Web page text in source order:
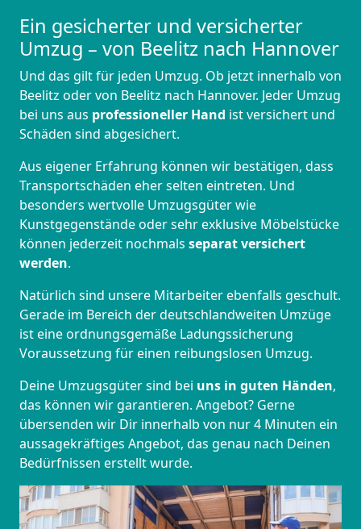
Ein gesicherter und versicherter
Umzug – von Beelitz nach Hannover
Und das gilt für jeden Umzug. Ob jetzt innerhalb von
Beelitz oder von Beelitz nach Hannover. Jeder Umzug
bei uns aus professioneller Hand ist versichert und
Schäden sind abgesichert.
Aus eigener Erfahrung können wir bestätigen, dass
Transportschäden eher selten eintreten. Und
besonders wertvolle Umzugsgüter wie
Kunstgegenstände oder sehr exklusive Möbelstücke
können jederzeit nochmals separat versichert
werden.
Natürlich sind unsere Mitarbeiter ebenfalls geschult.
Gerade im Bereich der deutschlandweiten Umzüge
ist eine ordnungsgemäße Ladungssicherung
Voraussetzung für einen reibungslosen Umzug.
Deine Umzugsgüter sind bei uns in guten Händen,
das können wir garantieren. Angebot? Gerne
übersenden wir Dir innerhalb von nur 4 Minuten ein
aussagekräftiges Angebot, das genau nach Deinen
Bedürfnissen erstellt wurde.